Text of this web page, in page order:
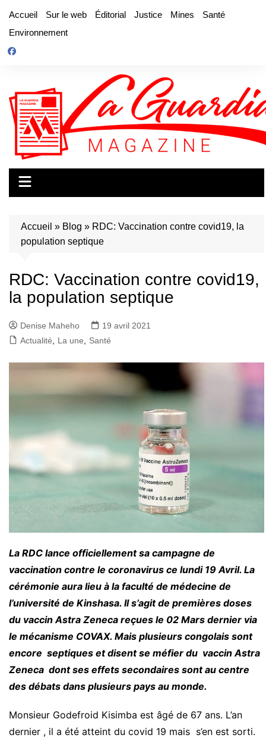
contenu
Accueil Sur le web Éditorial Justice Mines
Santé
Environnement
Accueil » Blog » RDC: Vaccination contre covid19, la
population septique
RDC: Vaccination contre covid19,
la population septique
Denise Maheho
19 avril 2021
Actualité
La une Santé
La RDC lance officiellement sa campagne de
vaccination contre le coronavirus ce lundi 19 Avril. La
cérémonie aura lieu à la faculté de médecine de
l’université de Kinshasa. Il s’agit de premières doses
du vaccin Astra Zeneca reçues le 02 Mars dernier via
le mécanisme COVAX. Mais plusieurs congolais sont
encore septiques et disent se méfier du vaccin Astra
Zeneca dont ses effets secondaires sont au centre
des débats dans plusieurs pays au monde.
Monsieur Godefroid Kisimba est âgé de 67 ans. L’an
dernier , il a été atteint du covid 19 mais s’en est sorti.